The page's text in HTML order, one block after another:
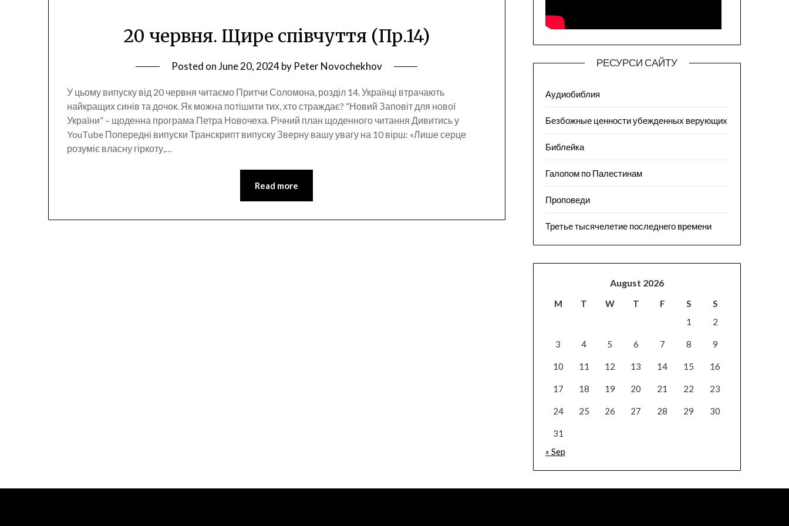
20 червня. Щире співчуття (Пр.14)
Posted onJune 20, 2024by Peter Novochekhov
У цьому випуску від 20 червня читаємо Притчи Соломона, розділ 14. Українці втрачають
найкращих синів та дочок. Як можна потішити тих, хто страждає? “Новий Заповіт для нової
України” – щоденна програма Петра Новочеха. Річний план щоденного читання Дивитись у
YouTube Попередні випуски Транскрипт випуску Зверну вашу увагу на 10 вірш: «Лише серце
розуміє власну гіркоту,…
Read more
РЕСУРСИ САЙТУ
Аудиобиблия
Безбожные ценности убежденных верующих
Библейка
Галопом по Палестинам
Проповеди
Третье тысячелетие последнего времени
August 2026
M T W T F S
S
1
2
3 4 5 6 7 8 9
10 11 12 13 14 15 16
17 18 19 20 21 22 23
24 25 26 27 28 29 30
31
« Sep